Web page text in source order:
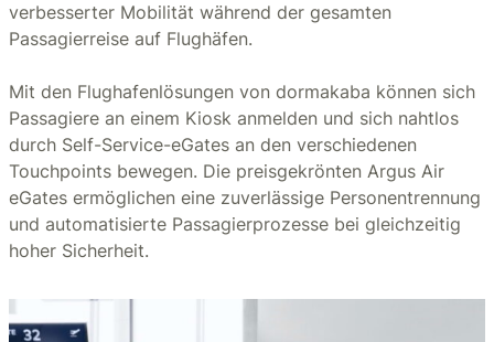
verbesserter Mobilität während der gesamten
Passagierreise auf Flughäfen.
Mit den Flughafenlösungen von dormakaba können sich
Passagiere an einem Kiosk anmelden und sich nahtlos
durch Self-Service-eGates an den verschiedenen
Touchpoints bewegen. Die preisgekrönten Argus Air
eGates ermöglichen eine zuverlässige Personentrennung
und automatisierte Passagierprozesse bei gleichzeitig
hoher Sicherheit.